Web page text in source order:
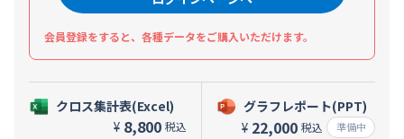
会員登録をすると、各種データをご購入いただけます。
クロス集計表(Excel)
¥ 8,800 税込
グラフレポート(PPT)
¥ 22,000 税込 準備中